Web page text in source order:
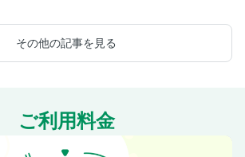
が全部のってる本
その他の記事を見る
ご利用料金